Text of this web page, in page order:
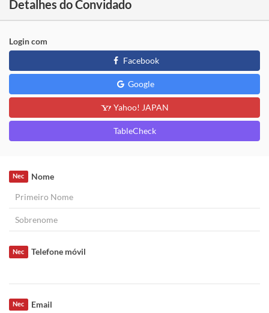
Detalhes do Convidado
Login com
Facebook
Google
Yahoo! JAPAN
TableCheck
Nome
Nec
Telefone móvil
Nec
Email
Nec